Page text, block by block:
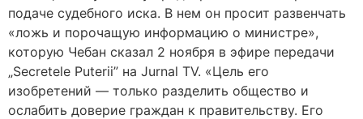
подаче судебного иска. В нем он просит развенчать
«ложь и порочащую информацию о министре»,
которую Чебан сказал 2 ноября в эфире передачи
„Secretele Puterii” на Jurnal TV. «Цель его
изобретений — только разделить общество и
ослабить доверие граждан к правительству. Его